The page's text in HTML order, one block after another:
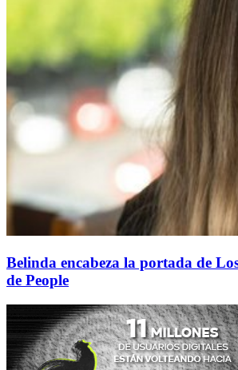
Belinda encabeza la portada de
de People